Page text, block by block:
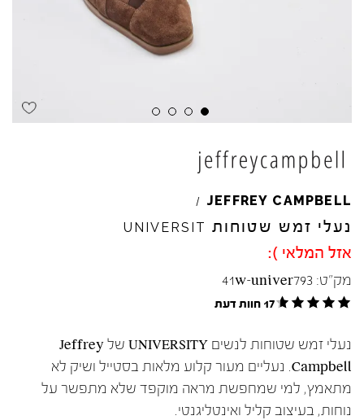
JEFFREY CAMPBELL
/
נעלי זמש שטוחות UNIVERSIT
אזל המלאי ):
מק"ט: 41w-univer793
17 חוות דעת
נעלי זמש שטוחות לנשים UNIVERSITY של Jeffrey
Campbell. נעליים מעור קלוע מלאות בסטייל ושיק לא
מתאמץ, למי שמחפשת מראה מוקפד שלא מתפשר על
נוחות, בעיצוב קליל ואינטליגנטי.